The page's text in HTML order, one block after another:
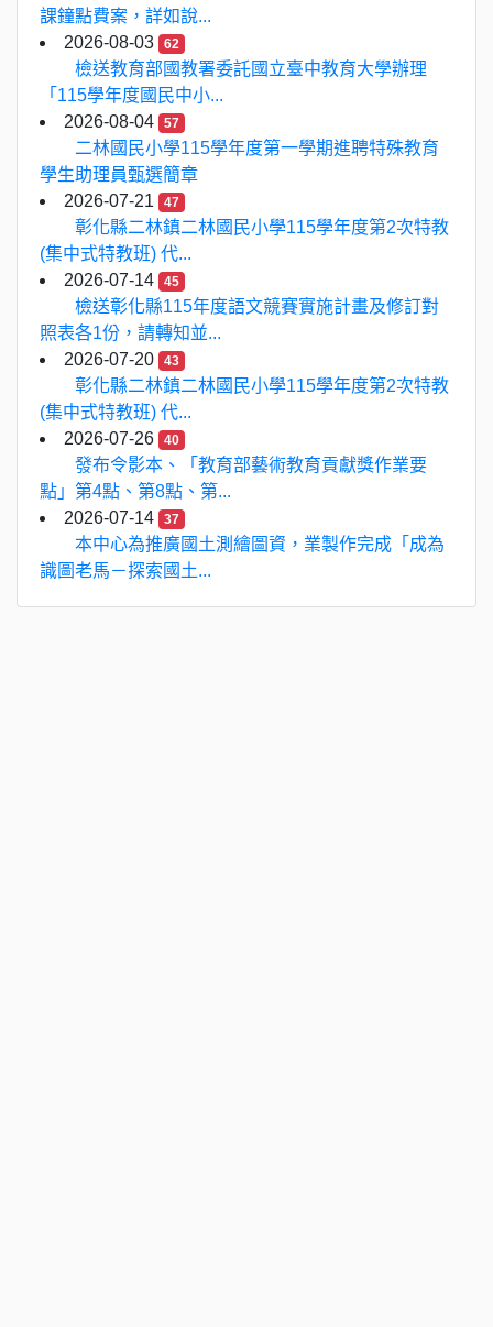
課鐘點費案，詳如說...
2026-08-03
62
檢送教育部國教署委託國立臺中教育大學辦理
「115學年度國民中小...
2026-08-04
57
二林國民小學115學年度第一學期進聘特殊教育
學生助理員甄選簡章
2026-07-21
47
彰化縣二林鎮二林國民小學115學年度第2次特教
(集中式特教班) 代...
2026-07-14
45
檢送彰化縣115年度語文競賽實施計畫及修訂對
照表各1份，請轉知並...
2026-07-20
43
彰化縣二林鎮二林國民小學115學年度第2次特教
(集中式特教班) 代...
2026-07-26
40
發布令影本、「教育部藝術教育貢獻獎作業要
點」第4點、第8點、第...
2026-07-14
37
本中心為推廣國土測繪圖資，業製作完成「成為
識圖老馬－探索國土...